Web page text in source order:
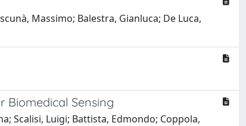
Massimo; Balestra, Gianluca; De Luca,
Biomedical Sensing
Scalisi, Luigi; Battista, Edmondo; Coppola,